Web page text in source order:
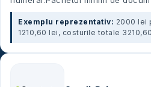
Exemplu reprezentativ: 2000 lei
1210,60 lei, costurile totale